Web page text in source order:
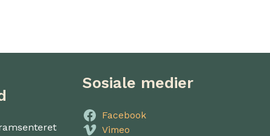
Sosiale medier
Facebook
Vimeo